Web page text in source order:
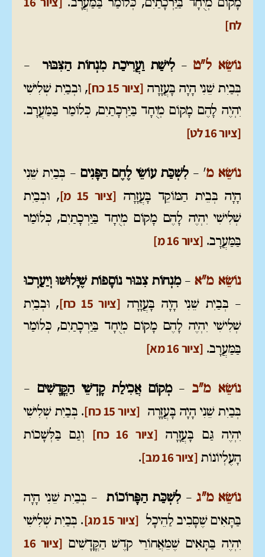
לח]
נוֹשֵׂא ל"ט – לִישַׁת וַעֲרִיכַת מִנְחוֹת הַצִּבּוּר –
בְּבַיִת שֵׁנִי הָיָה בָּעֲזָרָה [ציור 15 כח]
, וּבְבַיִת שְׁלִישִׁי
יִהְיֶה לָהֶם מָקוֹם מְיֻחָד בַּיַּרְכָתַיִם, כְּלוֹמַר בַּמַּעֲרָב.
[ציור 16 לט]
נוֹשֵׂא מ'
–לִשְׁכַּת עוֹשֵׂי לֶחֶם הַפָּנִים– בְּבַיִת שֵׁנִי
הָיָה בְּבֵית הַמּוֹקֵד בָּעֲזָרָה [ציור 15 מ]
, וּבְבַיִת
שְׁלִישִׁי יִהְיֶה לָהֶם מָקוֹם מְיֻחָד בַּיַּרְכָתַיִם, כְּלוֹמַר
בַּמַּעֲרָב. [ציור 16 מ]
נוֹשֵׂא מ"א –מִנְחוֹת צִבּוּר נוֹסָפוֹת שֶׁיָּלוּשׁוּ וְיַעַרְכוּ
– בְּבַיִת שֵׁנִי הָיָה בָּעֲזָרָה [ציור 15 כח]
, וּבְבַיִת
שְׁלִישִׁי יִהְיֶה לָהֶם מָקוֹם מְיֻחָד בַּיַּרְכָתַיִם, כְּלוֹמַר
בַּמַּעֲרָב. [ציור 16 מא]
נוֹשֵׂא מ"ב –מְקוֹם אֲכִילַת קָדְשֵׁי הַקֳּדָשִׁים –
בְּבַיִת שֵׁנִי הָיָה בָּעֲזָרָה [ציור 15 כח]
. בְּבַיִת שְׁלִישִׁי
יִהְיֶה גַּם בָּעֲזָרָה [ציור 16 כח]
וְגַם בַּלְּשָׁכוֹת
הָעֶלְיוֹנוֹת [ציור 16 מב] .
נוֹשֵׂא מ"ג – לִשְׁכַּת הַפָּרוֹכוֹת – בְּבַיִת שֵׁנִי הָיָה
בַּתָּאִים שֶׁסָּבִיב לַהֵיכָל [ציור 15 מג]
. בְּבַיִת שְׁלִישִׁי
יִהְיֶה בַּתָּאִים שֶׁמֵּאֲחוֹרֵי קֹדֶשׁ הַקֳּדָשִׁים
[ציור 16